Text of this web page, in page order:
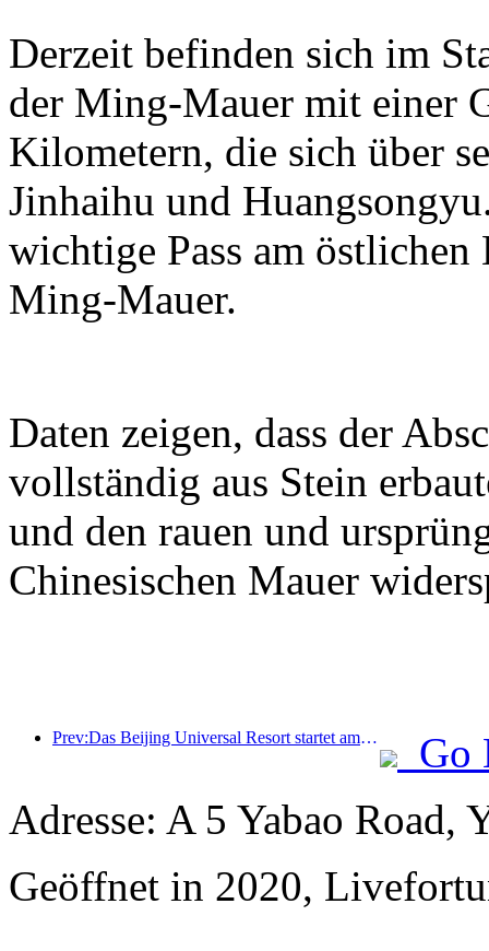
Derzeit befinden sich im
der Ming-Mauer mit einer
Kilometern, die sich über
Jinhaihu und
wichtige Pass am
Ming-Mauer.
Daten zeigen, dass der
vollständig aus Stein
und den rauen und
Chinesischen Mauer
Prev:Das Beijing Universal Resort startet am 23. Januar sein 40-tägiges Universal Chinese New Year Event.
Go
Adresse: A 5 Yabao Road,
Geöffnet in 2020,